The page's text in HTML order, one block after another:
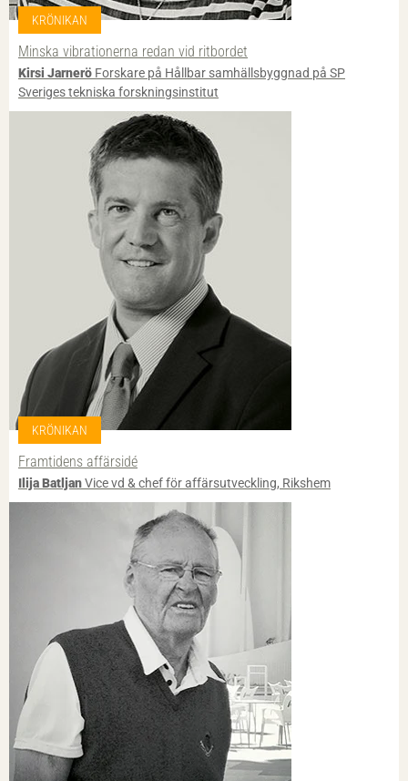
KRÖNIKAN
Minska vibrationerna redan vid ritbordet
Kirsi Jarnerö Forskare på Hållbar samhällsbyggnad på SP
Sveriges tekniska forskningsinstitut
KRÖNIKAN
Framtidens affärsidé
Ilija BatljanVice vd & chef för affärsutveckling, Rikshem